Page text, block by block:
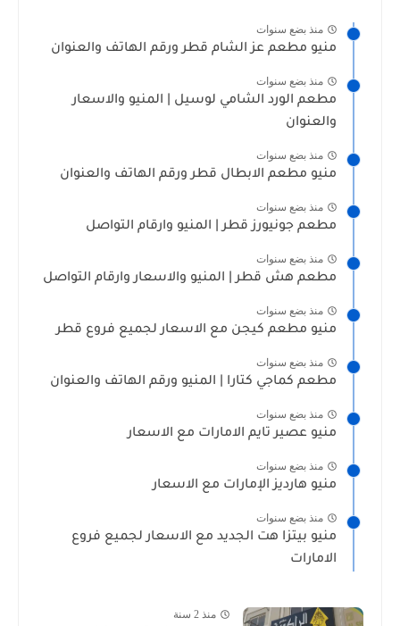
منذ بضع سنوات
منيو مطعم عز الشام قطر ورقم الهاتف والعنوان
منذ بضع سنوات
مطعم الورد الشامي لوسيل | المنيو والاسعار
والعنوان
منذ بضع سنوات
منيو مطعم الابطال قطر ورقم الهاتف والعنوان
منذ بضع سنوات
مطعم جونيورز قطر | المنيو وارقام التواصل
منذ بضع سنوات
مطعم هش قطر | المنيو والاسعار وارقام التواصل
منذ بضع سنوات
منيو مطعم كيجن مع الاسعار لجميع فروع قطر
منذ بضع سنوات
مطعم كماجي كتارا | المنيو ورقم الهاتف والعنوان
منذ بضع سنوات
منيو عصير تايم الامارات مع الاسعار
منذ بضع سنوات
منيو هارديز الإمارات مع الاسعار
منذ بضع سنوات
منيو بيتزا هت الجديد مع الاسعار لجميع فروع
الامارات
منذ 2 سنة